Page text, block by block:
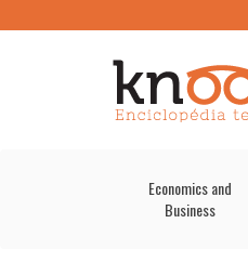
Economics and
Business